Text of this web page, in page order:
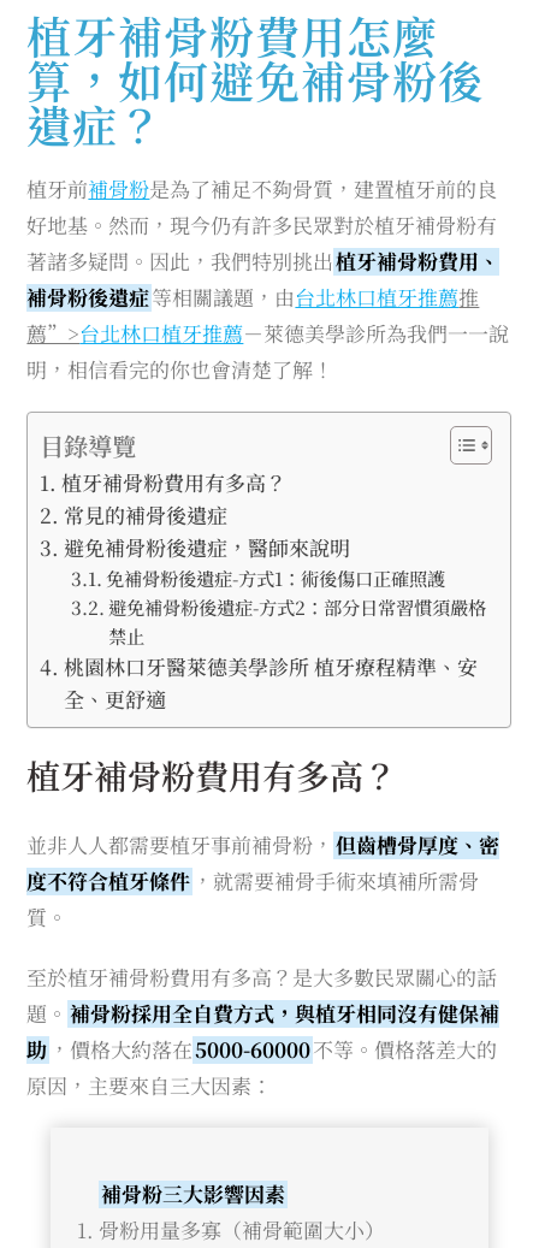
植牙補骨粉費用怎麼
算，如何避免補骨粉後
遺症？
植牙前補骨粉是為了補足不夠骨質，建置植牙前的良
好地基。然而，現今仍有許多民眾對於植牙補骨粉有
著諸多疑問。因此，我們特別挑出植牙補骨粉費用、
補骨粉後遺症等相關議題，由台北林口植牙推薦推
薦”>台北林口植牙推薦－萊德美學診所為我們一一說
明，相信看完的你也會清楚了解！
目錄導覽
植牙補骨粉費用有多高？
常見的補骨後遺症
避免補骨粉後遺症，醫師來說明
免補骨粉後遺症-方式1：術後傷口正確照護
避免補骨粉後遺症-方式2：部分日常習慣須嚴格
禁止
桃園林口牙醫萊德美學診所 植牙療程精準、安
全、更舒適
植牙補骨粉費用有多高？
並非人人都需要植牙事前補骨粉， 但齒槽骨厚度、密
度不符合植牙條件 ，就需要補骨手術來填補所需骨
質。
至於植牙補骨粉費用有多高？是大多數民眾關心的話
題。 補骨粉採用全自費方式，與植牙相同沒有健保補
助 ，價格大約落在5000-60000不等。價格落差大的
原因，主要來自三大因素：
補骨粉三大影響因素
骨粉用量多寡（補骨範圍大小）